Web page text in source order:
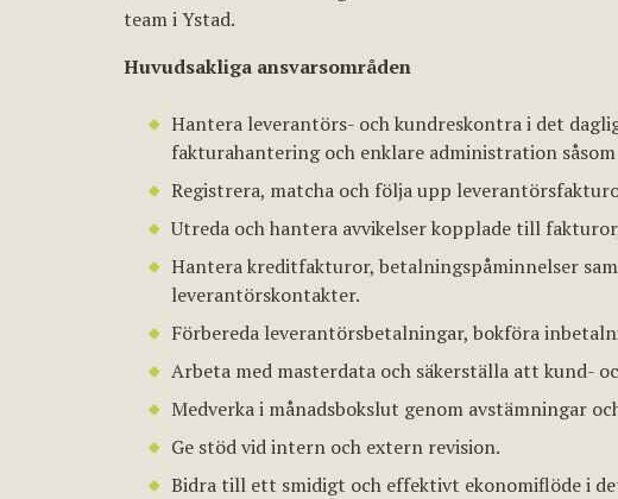
team i Ystad.
Huvudsakliga ansvarsområden
Hantera leverantörs- och kundreskontra i det
fakturahantering och enklare administration
Registrera, matcha och följa upp
Utreda och hantera avvikelser kopplade till
Hantera kreditfakturor, betalningspåminnelser
leverantörskontakter.
Förbereda leverantörsbetalningar, bokföra
Arbeta med masterdata och säkerställa att kund-
Medverka i månadsbokslut genom avstämningar
Ge stöd vid intern och extern revision.
Bidra till ett smidigt och effektivt ekonomiflöde i